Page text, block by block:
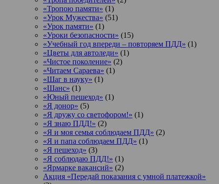
«Тропою памяти» (1)
«Урок Мужества» (51)
«Урок памяти» (1)
«Уроки безопасности» (15)
«Учебный год впереди – повторяем ПДД» (1)
«Цветы для автоледи» (1)
«Чистое поколение» (2)
«Читаем Сараева» (1)
«Шаг в науку» (1)
«Шанс» (1)
«Юный пешеход» (1)
«Я донор» (5)
«Я дружу со светофором!» (1)
«Я знаю ПДД!» (2)
«Я и моя семья соблюдаем ПДД» (2)
«Я и папа соблюдаем ПДД» (1)
«Я пешеход» (3)
«Я соблюдаю ПДД!» (1)
«Ярмарке вакансий» (2)
Акция «Передай показания с умной платежкой»